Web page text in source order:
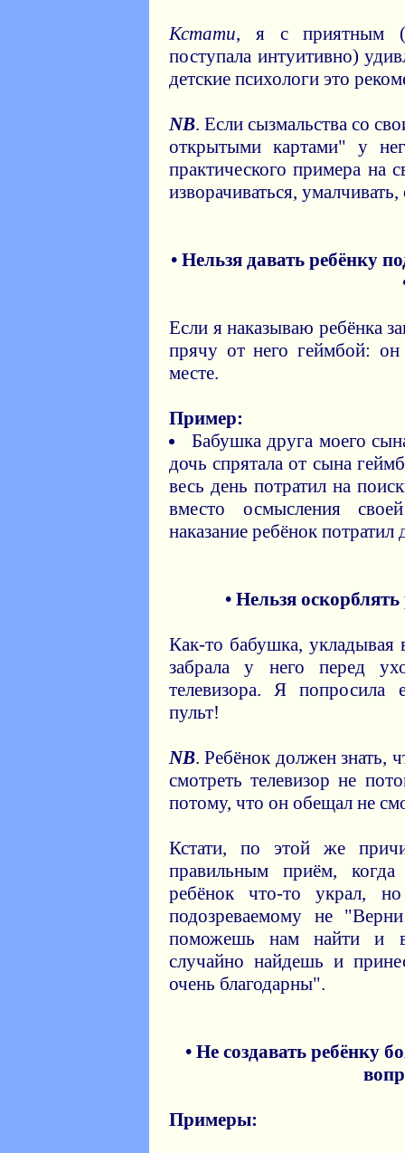
Кстати, я с приятным
поступала интуитивно)
детские психологи это
NB. Если сызмальства со
открытыми картами" у
практического примера на
изворачиваться,
• Нельзя давать ребёнку
Если я наказываю ребёнка
прячу от него геймбой:
месте.
Пример:
Бабушка друга моего
дочь спрятала от сына
весь день потратил на
вместо осмысления
наказание ребёнок
• Нельзя
Как-то бабушка, укладывая
забрала у него перед
телевизора. Я попросила
пульт!
NB. Ребёнок должен знать,
смотреть телевизор не
потому, что он обещал не
Кстати, по этой же
правильным приём, когда
ребёнок что-то украл, но
подозреваемому не
поможешь нам найти и
случайно найдешь и
очень благодарны".
• Не создавать ребёнку
Примеры: